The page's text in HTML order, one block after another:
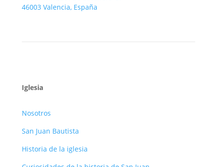
46003 Valencia, España
Iglesia
Nosotros
San Juan Bautista
Historia de la iglesia